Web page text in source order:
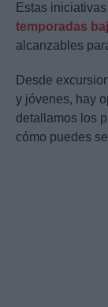
Estas
temporadas
alcanzables
Desde
y jóvenes, hay
detallamos los
cómo puedes